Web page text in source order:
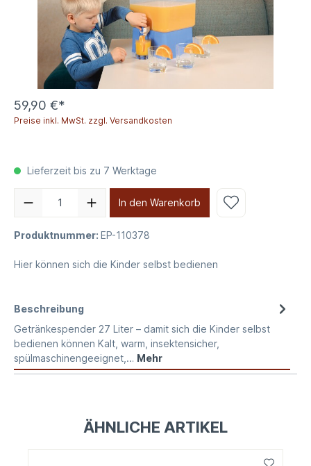
59,90 €*
Preise inkl. MwSt. zzgl. Versandkosten
Lieferzeit bis zu 7 Werktage
In den Warenkorb
Produktnummer: EP-110378
Hier können sich die Kinder selbst bedienen
Beschreibung
Getränkespender 27 Liter – damit sich die Kinder selbst
bedienen können Kalt, warm, insektensicher,
spülmaschinengeeignet,… Mehr
ÄHNLICHE ARTIKEL